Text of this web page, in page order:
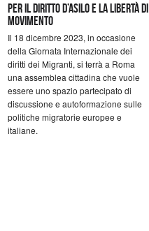
Per il diritto d’asilo e la libertà di
movimento
Il 18 dicembre 2023, in occasione
della Giornata Internazionale dei
diritti dei Migranti, si terrà a Roma
una assemblea cittadina che vuole
essere uno spazio partecipato di
discussione e autoformazione sulle
politiche migratorie europee e
italiane.